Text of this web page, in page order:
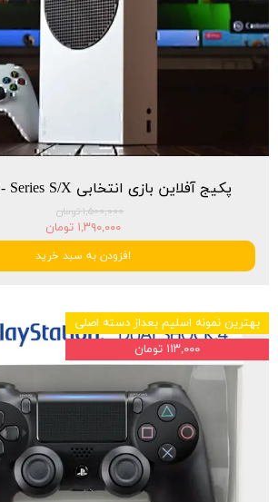
پکیج آفلاین بازی انتخابی Xbox One - Series S/X
۱,۵۰۰,۰۰۰ تومان
۱,۳۹۰,۰۰۰ تومان
افزودن به سبد خرید
بهترین نمونه اسلیم بعداز دسته اصلی
۱۱۳,۰۰۰ تومان